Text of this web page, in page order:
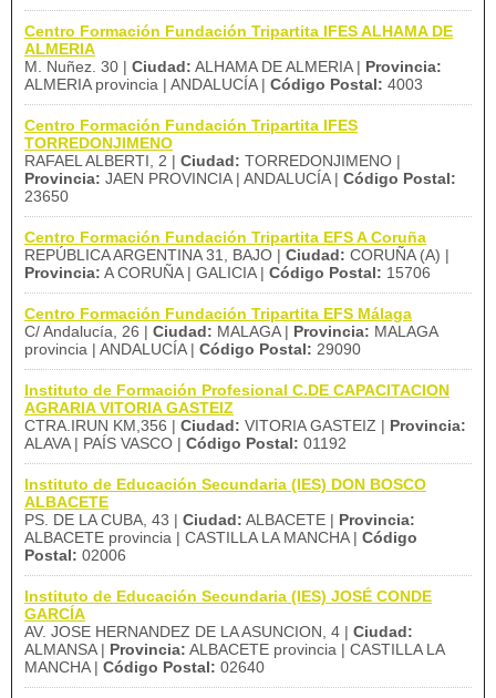
Centro Formación Fundación Tripartita IFES ALHAMA DE
ALMERIA
M. Nuñez. 30 | Ciudad: ALHAMA DE ALMERIA | Provincia:
ALMERIA provincia | ANDALUCÍA | Código Postal: 4003
Centro Formación Fundación Tripartita IFES
TORREDONJIMENO
RAFAEL ALBERTI, 2 | Ciudad: TORREDONJIMENO |
Provincia: JAEN PROVINCIA | ANDALUCÍA | Código Postal:
23650
Centro Formación Fundación Tripartita EFS A Coruña
REPÚBLICA ARGENTINA 31, BAJO | Ciudad: CORUÑA (A) |
Provincia: A CORUÑA | GALICIA | Código Postal: 15706
Centro Formación Fundación Tripartita EFS Málaga
C/ Andalucía, 26 | Ciudad: MALAGA | Provincia: MALAGA
provincia | ANDALUCÍA | Código Postal: 29090
Instituto de Formación Profesional C.DE CAPACITACION
AGRARIA VITORIA GASTEIZ
CTRA.IRUN KM,356 | Ciudad: VITORIA GASTEIZ | Provincia:
ALAVA | PAÍS VASCO | Código Postal: 01192
Instituto de Educación Secundaria (IES) DON BOSCO
ALBACETE
PS. DE LA CUBA, 43 | Ciudad: ALBACETE | Provincia:
ALBACETE provincia | CASTILLA LA MANCHA | Código
Postal: 02006
Instituto de Educación Secundaria (IES) JOSÉ CONDE
GARCÍA
AV. JOSE HERNANDEZ DE LA ASUNCION, 4 | Ciudad:
ALMANSA | Provincia: ALBACETE provincia | CASTILLA LA
MANCHA | Código Postal: 02640